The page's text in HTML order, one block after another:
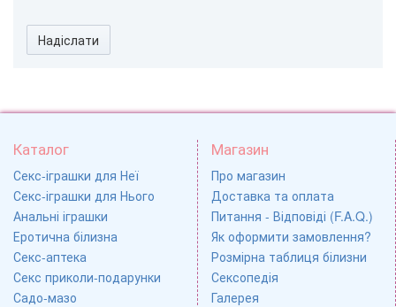
Надіслати
Каталог
Секс-іграшки для Неї
Секс-іграшки для Нього
Анальні іграшки
Еротична білизна
Секс-аптека
Секс приколи-подарунки
Садо-мазо
Магазин
Про магазин
Доставка та оплата
Питання - Відповіді (F.A.Q.)
Як оформити замовлення?
Розмірна таблиця білизни
Сексопедія
Галерея